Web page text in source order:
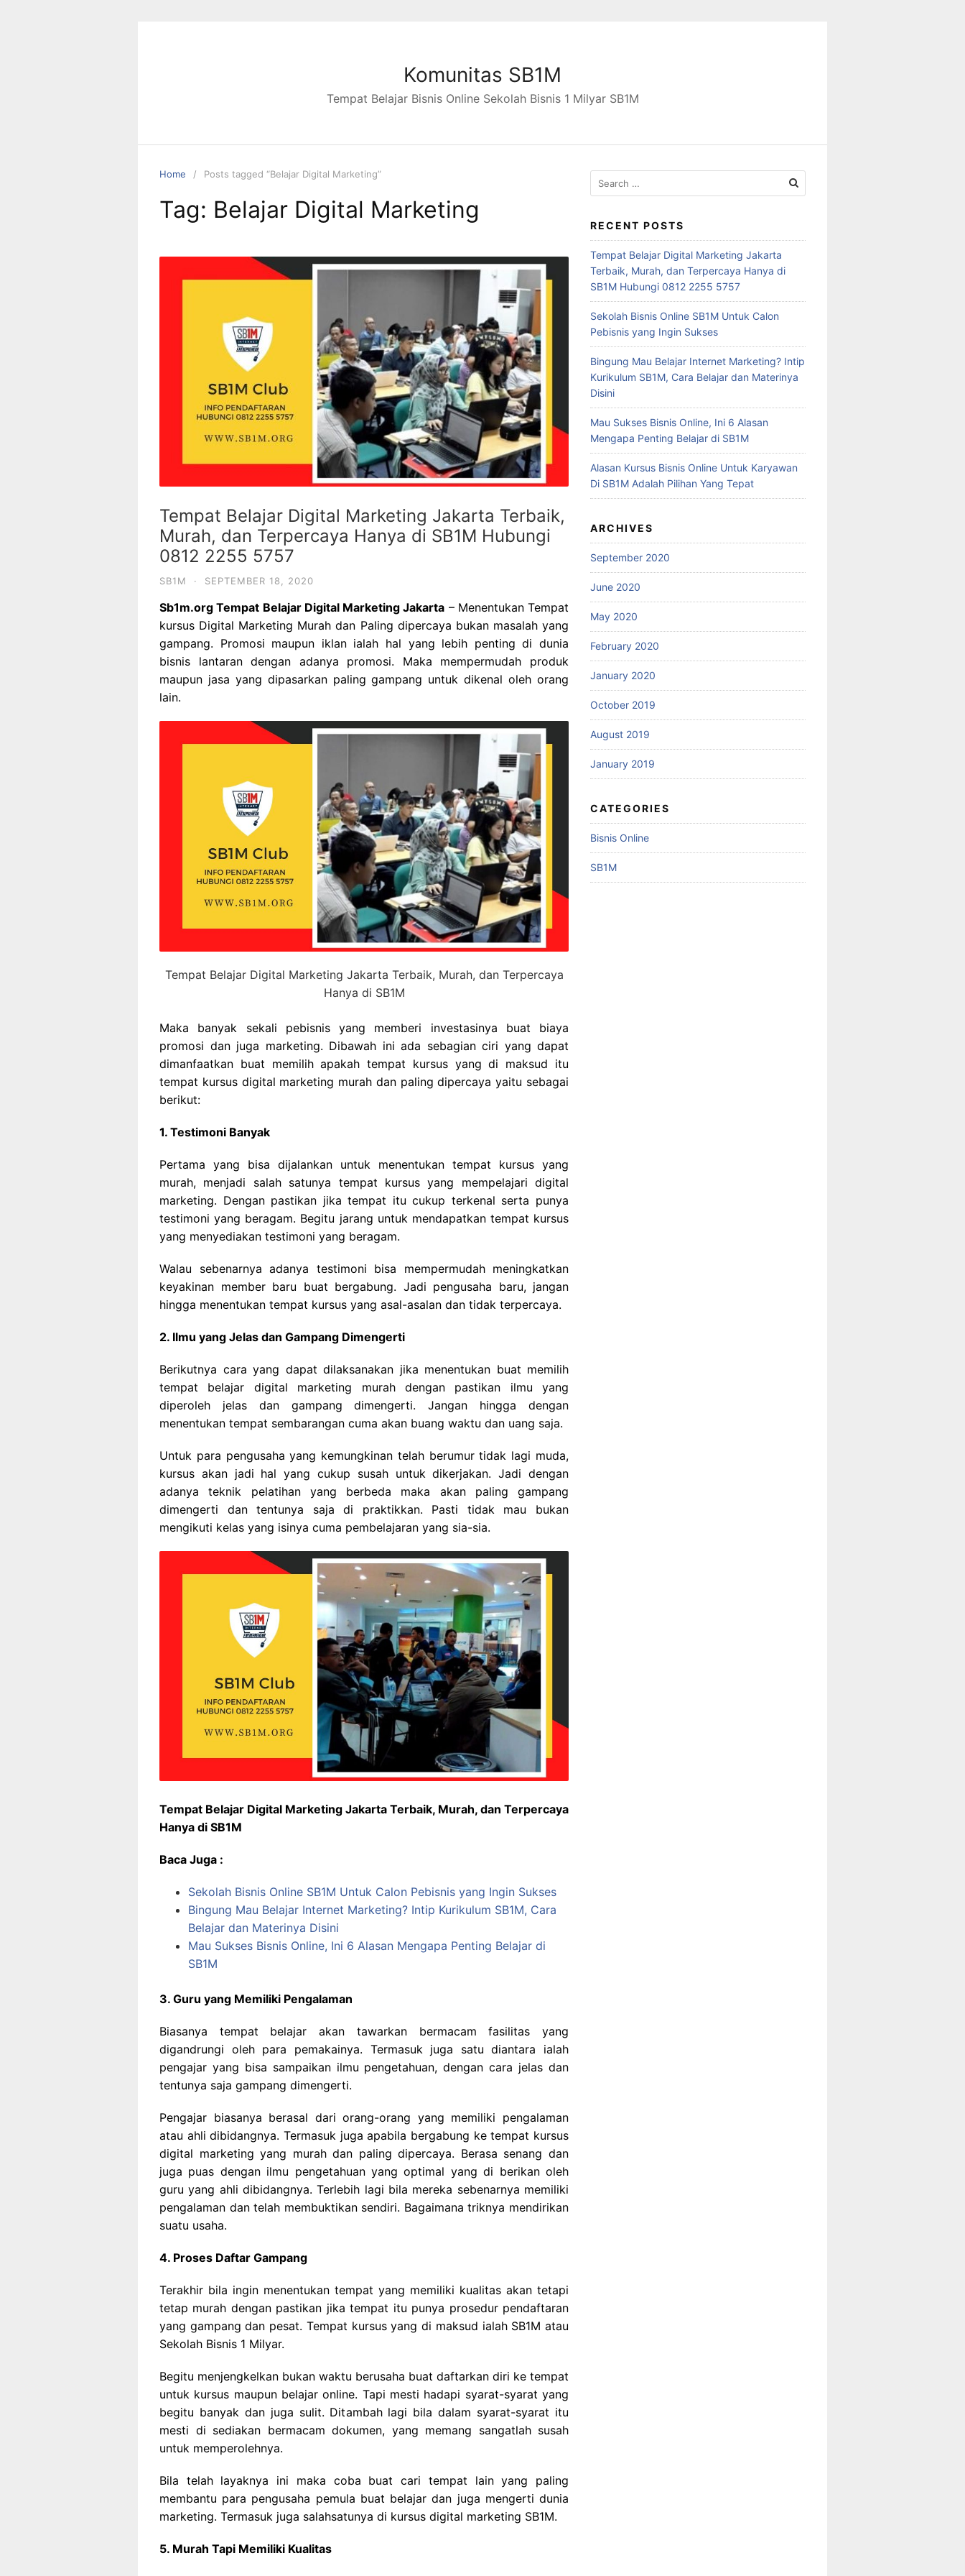
Komunitas SB1M
Tempat Belajar Bisnis Online Sekolah Bisnis 1 Milyar SB1M
Home Posts tagged “Belajar Digital Marketing”
Tag: Belajar Digital Marketing
Tempat Belajar Digital Marketing Jakarta Terbaik,
Murah, dan Terpercaya Hanya di SB1M Hubungi
0812 2255 5757
SB1M · SEPTEMBER 18, 2020
Sb1m.org Tempat Belajar Digital Marketing Jakarta – Menentukan Tempat
kursus Digital Marketing Murah dan Paling dipercaya bukan masalah yang
gampang. Promosi maupun iklan ialah hal yang lebih penting di dunia
bisnis lantaran dengan adanya promosi. Maka mempermudah produk
maupun jasa yang dipasarkan paling gampang untuk dikenal oleh orang
lain.
Tempat Belajar Digital Marketing Jakarta Terbaik, Murah, dan Terpercaya
Hanya di SB1M
Maka banyak sekali pebisnis yang memberi investasinya buat biaya
promosi dan juga marketing. Dibawah ini ada sebagian ciri yang dapat
dimanfaatkan buat memilih apakah tempat kursus yang di maksud itu
tempat kursus digital marketing murah dan paling dipercaya yaitu sebagai
berikut:
1. Testimoni Banyak
Pertama yang bisa dijalankan untuk menentukan tempat kursus yang
murah, menjadi salah satunya tempat kursus yang mempelajari digital
marketing. Dengan pastikan jika tempat itu cukup terkenal serta punya
testimoni yang beragam. Begitu jarang untuk mendapatkan tempat kursus
yang menyediakan testimoni yang beragam.
Walau sebenarnya adanya testimoni bisa mempermudah meningkatkan
keyakinan member baru buat bergabung. Jadi pengusaha baru, jangan
hingga menentukan tempat kursus yang asal-asalan dan tidak terpercaya.
2. Ilmu yang Jelas dan Gampang Dimengerti
Berikutnya cara yang dapat dilaksanakan jika menentukan buat memilih
tempat belajar digital marketing murah dengan pastikan ilmu yang
diperoleh jelas dan gampang dimengerti. Jangan hingga dengan
menentukan tempat sembarangan cuma akan buang waktu dan uang saja.
Untuk para pengusaha yang kemungkinan telah berumur tidak lagi muda,
kursus akan jadi hal yang cukup susah untuk dikerjakan. Jadi dengan
adanya teknik pelatihan yang berbeda maka akan paling gampang
dimengerti dan tentunya saja di praktikkan. Pasti tidak mau bukan
mengikuti kelas yang isinya cuma pembelajaran yang sia-sia.
Tempat Belajar Digital Marketing Jakarta Terbaik, Murah, dan Terpercaya
Hanya di SB1M
Baca Juga :
Sekolah Bisnis Online SB1M Untuk Calon Pebisnis yang Ingin Sukses
Bingung Mau Belajar Internet Marketing? Intip Kurikulum SB1M, Cara
Belajar dan Materinya Disini
Mau Sukses Bisnis Online, Ini 6 Alasan Mengapa Penting Belajar di
SB1M
3. Guru yang Memiliki Pengalaman
Biasanya tempat belajar akan tawarkan bermacam fasilitas yang
digandrungi oleh para pemakainya. Termasuk juga satu diantara ialah
pengajar yang bisa sampaikan ilmu pengetahuan, dengan cara jelas dan
tentunya saja gampang dimengerti.
Pengajar biasanya berasal dari orang-orang yang memiliki pengalaman
atau ahli dibidangnya. Termasuk juga apabila bergabung ke tempat kursus
digital marketing yang murah dan paling dipercaya. Berasa senang dan
juga puas dengan ilmu pengetahuan yang optimal yang di berikan oleh
guru yang ahli dibidangnya. Terlebih lagi bila mereka sebenarnya memiliki
pengalaman dan telah membuktikan sendiri. Bagaimana triknya mendirikan
suatu usaha.
4. Proses Daftar Gampang
Terakhir bila ingin menentukan tempat yang memiliki kualitas akan tetapi
tetap murah dengan pastikan jika tempat itu punya prosedur pendaftaran
yang gampang dan pesat. Tempat kursus yang di maksud ialah SB1M atau
Sekolah Bisnis 1 Milyar.
Begitu menjengkelkan bukan waktu berusaha buat daftarkan diri ke tempat
untuk kursus maupun belajar online. Tapi mesti hadapi syarat-syarat yang
begitu banyak dan juga sulit. Ditambah lagi bila dalam syarat-syarat itu
mesti di sediakan bermacam dokumen, yang memang sangatlah susah
untuk memperolehnya.
Bila telah layaknya ini maka coba buat cari tempat lain yang paling
membantu para pengusaha pemula buat belajar dan juga mengerti dunia
marketing. Termasuk juga salahsatunya di kursus digital marketing SB1M.
5. Murah Tapi Memiliki Kualitas
Search
for:
RECENT POSTS
Tempat Belajar Digital Marketing Jakarta
Terbaik, Murah, dan Terpercaya Hanya di
SB1M Hubungi 0812 2255 5757
Sekolah Bisnis Online SB1M Untuk Calon
Pebisnis yang Ingin Sukses
Bingung Mau Belajar Internet Marketing? Intip
Kurikulum SB1M, Cara Belajar dan Materinya
Disini
Mau Sukses Bisnis Online, Ini 6 Alasan
Mengapa Penting Belajar di SB1M
Alasan Kursus Bisnis Online Untuk Karyawan
Di SB1M Adalah Pilihan Yang Tepat
ARCHIVES
September 2020
June 2020
May 2020
February 2020
January 2020
October 2019
August 2019
January 2019
CATEGORIES
Bisnis Online
SB1M